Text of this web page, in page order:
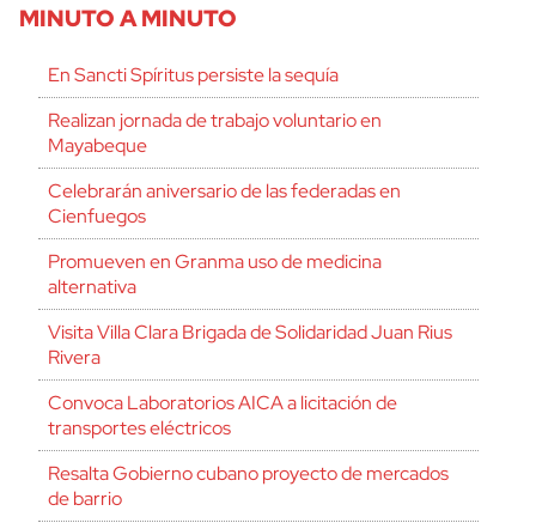
MINUTO A MINUTO
En Sancti Spíritus persiste la sequía
Realizan jornada de trabajo voluntario en
Mayabeque
Celebrarán aniversario de las federadas en
Cienfuegos
Promueven en Granma uso de medicina
alternativa
Visita Villa Clara Brigada de Solidaridad Juan Rius
Rivera
Convoca Laboratorios AICA a licitación de
transportes eléctricos
Resalta Gobierno cubano proyecto de mercados
de barrio